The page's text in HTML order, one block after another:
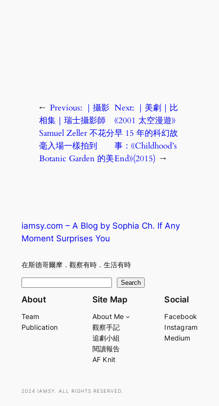
← Previous: ｜攝影
相集｜瑞士攝影師
Samuel Zeller 不花分
毫入場一樣拍到
Botanic Garden 的美
Next: ｜美劇｜比
《2001 太空漫遊》
早 15 年的科幻故
事：《Childhood’s
End》(2015) →
iamsy.com – A Blog by Sophia Ch. If Any
Moment Surprises You
在斯德哥爾摩．觀察有時．生活有時
e
r
Search
About
Team
Publication
Site Map
About Me
觀察手記
追劇小組
閱讀報告
AF Knit
Social
Facebook
Instagram
Medium
2024 IAMSY. ALL RIGHTS RESERVED.